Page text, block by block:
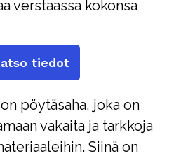
pöytäsaha, joka on
vakaita ja tarkkoja
Siinä on
verstaassa kokonsa
tiedot